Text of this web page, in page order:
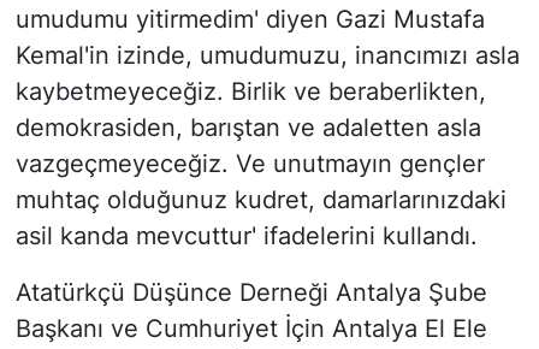
umudumu yitirmedim' diyen Gazi Mustafa
Kemal'in izinde, umudumuzu, inancımızı asla
kaybetmeyeceğiz. Birlik ve beraberlikten,
demokrasiden, barıştan ve adaletten asla
vazgeçmeyeceğiz. Ve unutmayın gençler
muhtaç olduğunuz kudret, damarlarınızdaki
asil kanda mevcuttur' ifadelerini kullandı.
Atatürkçü Düşünce Derneği Antalya Şube
Başkanı ve Cumhuriyet İçin Antalya El Ele